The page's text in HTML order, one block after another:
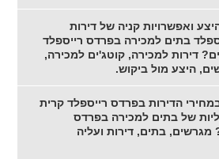
ואפשרויות קניה של דירות
בתים למכירה בפרדס רייספלד
דירות למכירה, קוטג'ים למכירה,
היצע מול ביקוש.
הדירות בפרדס רייספלד קרית
של בתים למכירה בפרדס
מגרשים, בתים, דירות ועליה